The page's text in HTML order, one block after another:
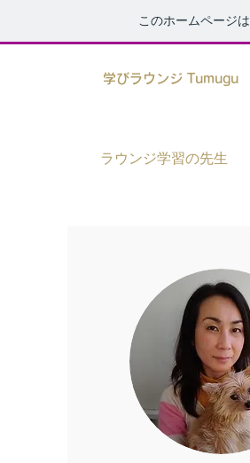
このホームページは
学びラウンジ Tumugu
ラウンジ学習の先生